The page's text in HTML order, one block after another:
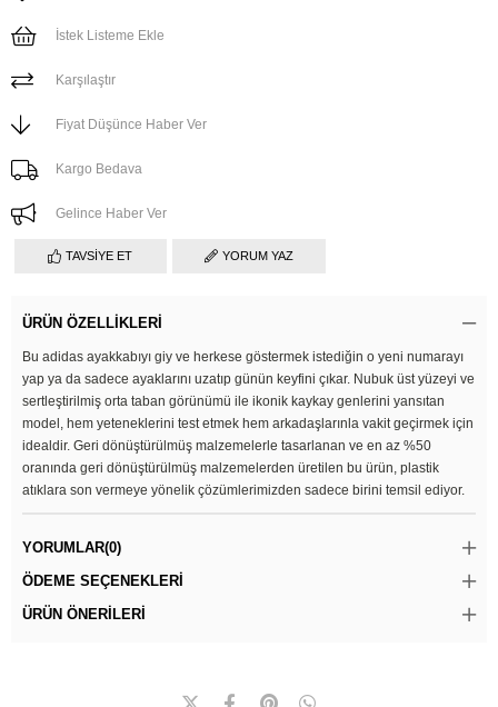
İstek Listeme Ekle
Karşılaştır
Fiyat Düşünce Haber Ver
Kargo Bedava
Gelince Haber Ver
TAVSIYE ET YORUM YAZ
ÜRÜN ÖZELLIKLERI
Bu adidas ayakkabıyı giy ve herkese göstermek istediğin o yeni numarayı
yap ya da sadece ayaklarını uzatıp günün keyfini çıkar. Nubuk üst yüzeyi ve
sertleştirilmiş orta taban görünümü ile ikonik kaykay genlerini yansıtan
model, hem yeteneklerini test etmek hem arkadaşlarınla vakit geçirmek için
idealdir. Geri dönüştürülmüş malzemelerle tasarlanan ve en az %50
oranında geri dönüştürülmüş malzemelerden üretilen bu ürün, plastik
atıklara son vermeye yönelik çözümlerimizden sadece birini temsil ediyor.
YORUMLAR(0)
ÖDEME SEÇENEKLERI
ÜRÜN ÖNERILERI